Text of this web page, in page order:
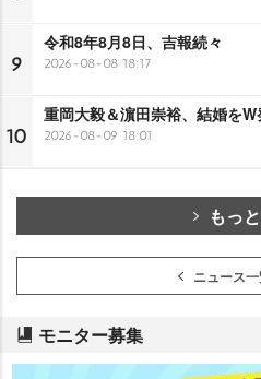
9
令和8年8月8日、吉報続々
2026-08-08 18:17
10
重岡大毅＆濵田崇裕、結婚をW
2026-08-09 18:01
もっ
ニュース
モニター募集